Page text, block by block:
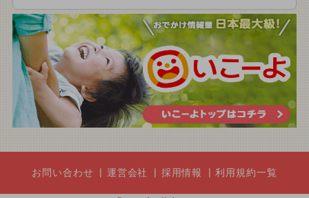
お問い合わせ 運営会社 採用情報 利用規約一覧